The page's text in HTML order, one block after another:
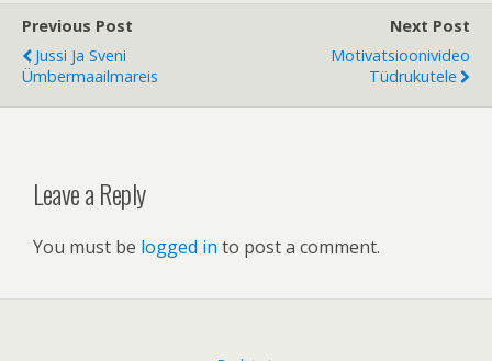
Previous Post
Jussi Ja Sveni
Ümbermaailmareis
Next Post
Motivatsioonivideo
Tüdrukutele
Leave a Reply
You must be logged in to post a comment.